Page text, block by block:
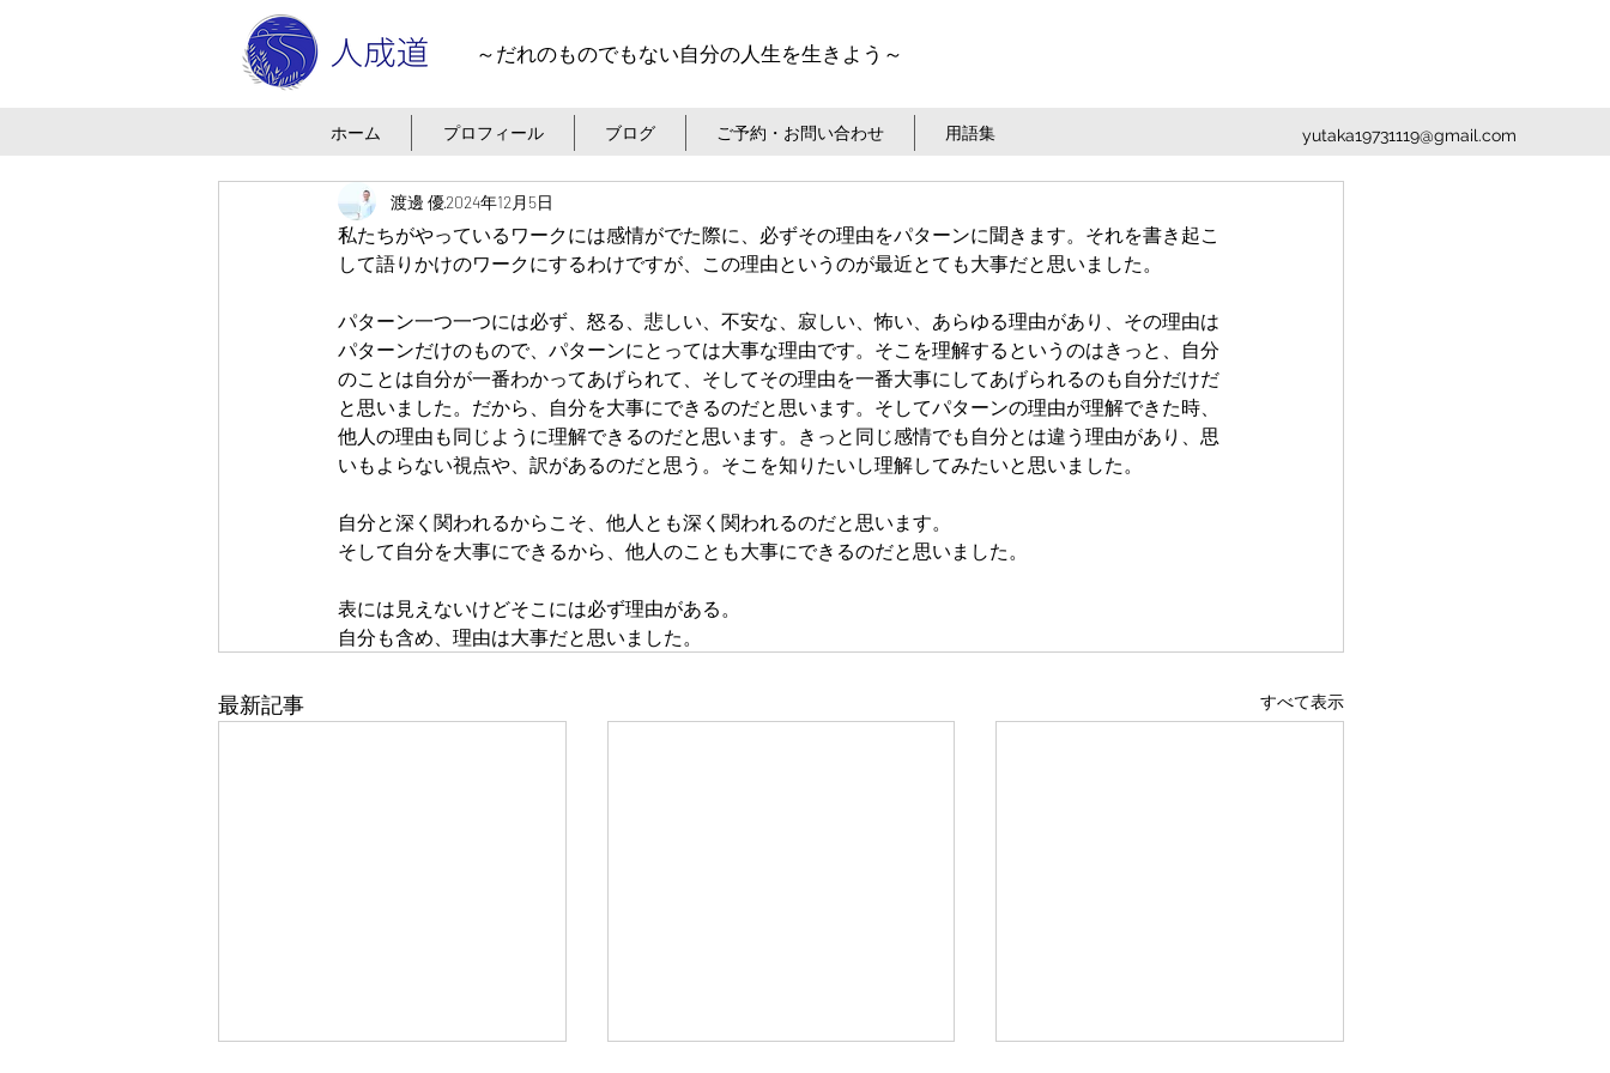
～だれのものでもない自分の人生を生きよう～
ホーム プロフィール ブログ ご予約・お問い合わせ 用語集 yutaka19731119@gmail.com
渡邊 優2024年12月5日
私たちがやっているワークには感情がでた際に、必ずその理由をパターンに聞きます。それを書き起こ
して語りかけのワークにするわけですが、この理由というのが最近とても大事だと思いました。
パターン一つ一つには必ず、怒る、悲しい、不安な、寂しい、怖い、あらゆる理由があり、その理由は
パターンだけのもので、パターンにとっては大事な理由です。そこを理解するというのはきっと、自分
のことは自分が一番わかってあげられて、そしてその理由を一番大事にしてあげられるのも自分だけだ
と思いました。だから、自分を大事にできるのだと思います。そしてパターンの理由が理解できた時、
他人の理由も同じように理解できるのだと思います。きっと同じ感情でも自分とは違う理由があり、思
いもよらない視点や、訳があるのだと思う。そこを知りたいし理解してみたいと思いました。
自分と深く関われるからこそ、他人とも深く関われるのだと思います。
そして自分を大事にできるから、他人のことも大事にできるのだと思いました。
表には見えないけどそこには必ず理由がある。
自分も含め、理由は大事だと思いました。
最新記事 すべて表示